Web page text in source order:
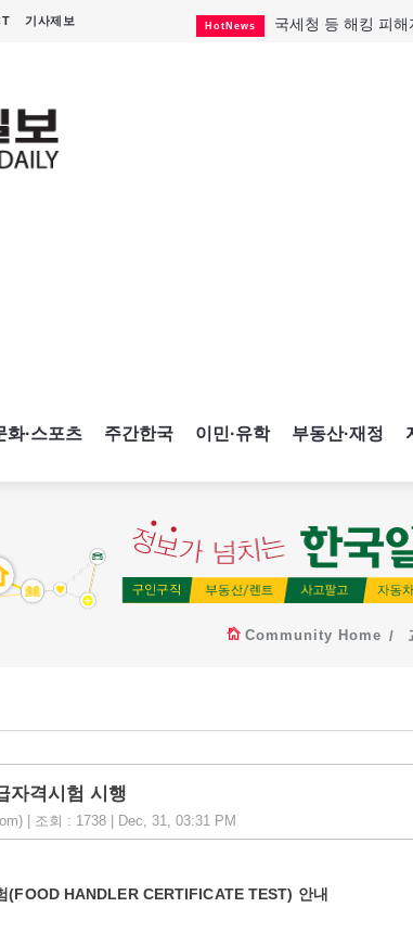
기사제보 HotNews 국세청 등 해킹 피
화·스포츠 주간한국 이민·유학 부동산·재정
Community Home
자격시험 시행
| 조회 : 1738 | Dec, 31, 03:31 PM
(FOOD HANDLER CERTIFICATE TEST) 안내